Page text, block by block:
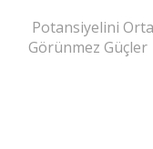
Potansiyelini
Görünmez Güçler